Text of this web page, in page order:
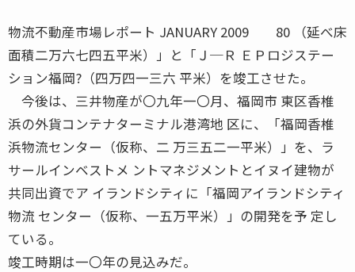
物流不動産市場レポート JANUARY 2009 80 （延べ床
面積二万六七四五平米）」と「Ｊ─Ｒ ＥＰロジステー
ション福岡?（四万四一三六 平米）を竣工させた。
今後は、三井物産が〇九年一〇月、福岡市 東区香椎
浜の外貨コンテナターミナル港湾地 区に、「福岡香椎
浜物流センター（仮称、二 万三五二一平米）」を、ラ
サールインベストメ ントマネジメントとイヌイ建物が
共同出資でア イランドシティに「福岡アイランドシティ
物流 センター（仮称、一五万平米）」の開発を予 定し
ている。
竣工時期は一〇年の見込みだ。